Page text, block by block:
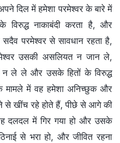
दिल में हमेशा परमेश्वर के बारे में
विरुद्ध नाकाबंदी करता है, और
परमेश्वर से सावधान रहता है,
उसकी असलियत न जान ले,
ले ले और उसके हितों के विरुद्ध
में वह हमेशा अनिच्छुक और
से खींच रहे होते हैं, पीछे से आगे की
दलदल में गिर गया हो और उसके
से भरा हो, और जीवित रहना